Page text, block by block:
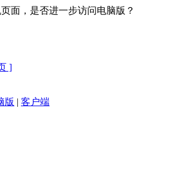
面，是否进一步访问电脑版？
]
版 | 客户端